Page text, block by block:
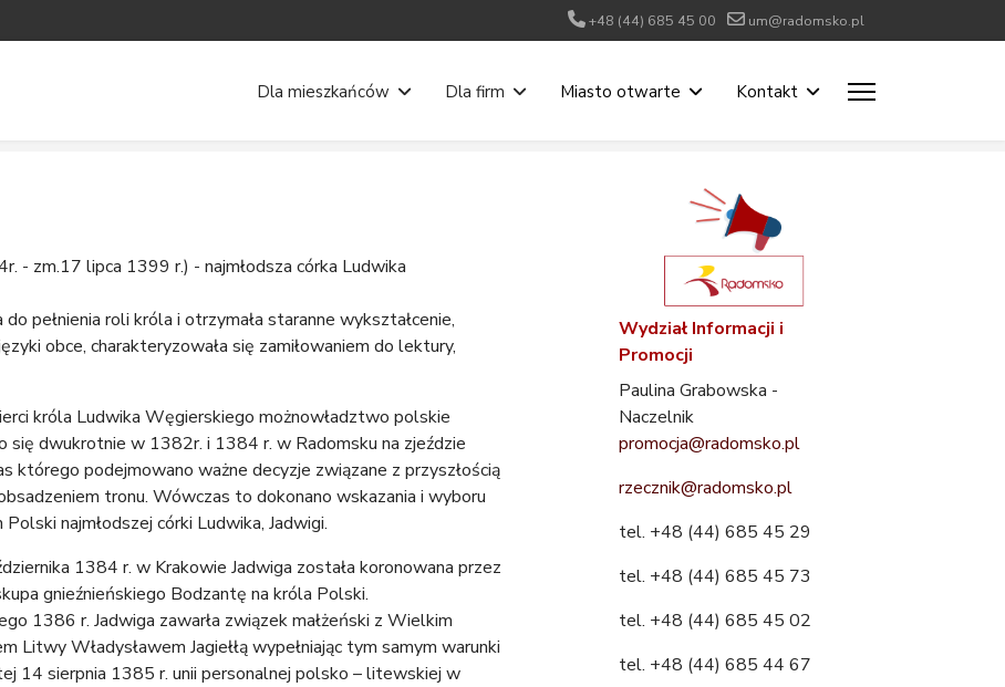
+48 (44) 685 45 00 um@radomsko.pl
Dla mieszkańców Dla firm Miasto otwarte Kontakt
- zm.17 lipca 1399 r.) - najmłodsza córka Ludwika
pełnienia roli króla i otrzymała staranne wykształcenie,
obce, charakteryzowała się zamiłowaniem do lektury,
króla Ludwika Węgierskiego możnowładztwo polskie
się dwukrotnie w 1382r. i 1384 r. w Radomsku na zjeździe
którego podejmowano ważne decyzje związane z przyszłością
tronu. Wówczas to dokonano wskazania i wyboru
Polski najmłodszej córki Ludwika, Jadwigi.
1384 r. w Krakowie Jadwiga została koronowana przez
gnieźnieńskiego Bodzantę na króla Polski.
1386 r. Jadwiga zawarła związek małżeński z Wielkim
Litwy Władysławem Jagiełłą wypełniając tym samym warunki
14 sierpnia 1385 r. unii personalnej polsko – litewskiej w
Wydział Informacji i
Promocji
Paulina Grabowska -
Naczelnik
promocja@radomsko.pl
rzecznik@radomsko.pl
tel. +48 (44) 685 45 29
tel. +48 (44) 685 45 73
tel. +48 (44) 685 45 02
tel. +48 (44) 685 44 67